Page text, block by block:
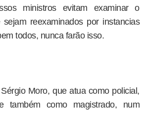
ministros evitam examinar o
reexaminados por instancias
todos, nunca farão isso.
Moro, que atua como policial,
também como magistrado, num